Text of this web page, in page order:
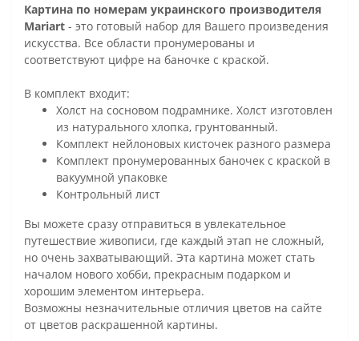
Картина по номерам украинского производителя
Mariart - это готовый набор для Вашего произведения
искусства. Все области пронумерованы и
соответствуют цифре на баночке с краской.
В комплект входит:
Холст на сосновом подрамнике. Холст изготовлен
из натурального хлопка, грунтованный.
Комплект нейлоновых кисточек разного размера
Комплект пронумерованных баночек с краской в
вакуумной упаковке
Контрольный лист
Вы можете сразу отправиться в увлекательное
путешествие живописи, где каждый этап не сложный,
но очень захватывающий. Эта картина может стать
началом нового хобби, прекрасным подарком и
хорошим элементом интерьера.
Возможны незначительные отличия цветов на сайте
от цветов раскрашенной картины.